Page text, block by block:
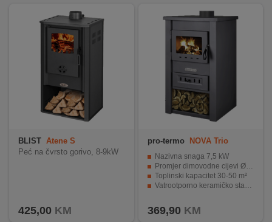
BLIST Atene S
Peć na čvrsto gorivo, 8-9kW
425,00 KM
pro-termo NOVA Trio
Nazivna snaga 7,5 kW
Promjer dimovodne cijevi Ø 120 mm
Toplinski kapacitet 30-50 m²
Vatrootporno keramičko staklo
369,90 KM